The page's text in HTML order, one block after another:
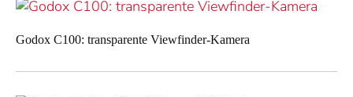
Godox C100: transparente Viewfinder-Kamera